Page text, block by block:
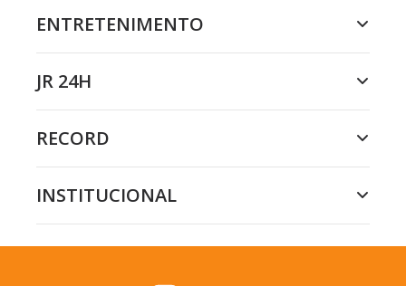
ENTRETENIMENTO
JR 24H
RECORD
INSTITUCIONAL